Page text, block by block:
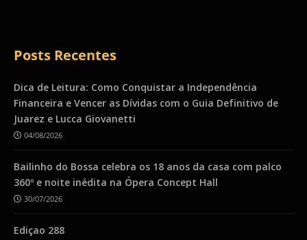
Posts Recentes
Dica de Leitura: Como Conquistar a Independência
Financeira e Vencer as Dívidas com o Guia Definitivo de
Juarez e Lucca Giovanetti
04/08/2026
Bailinho do Bossa celebra os 18 anos da casa com palco
360º e noite inédita na Ópera Concept Hall
30/07/2026
Ediçao 288